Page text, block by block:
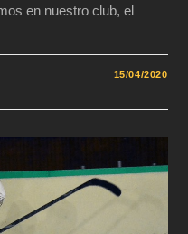
en nuestro club, el
15/04/2020